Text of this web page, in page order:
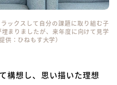
ックスして自分の課題に取り組む子
まりましたが、来年度に向けて見学
供：ひねもす大学）
構想し、思い描いた理想